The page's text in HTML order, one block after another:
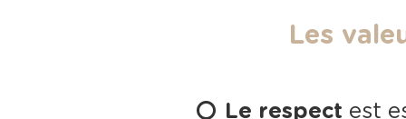
Les
Le respect est